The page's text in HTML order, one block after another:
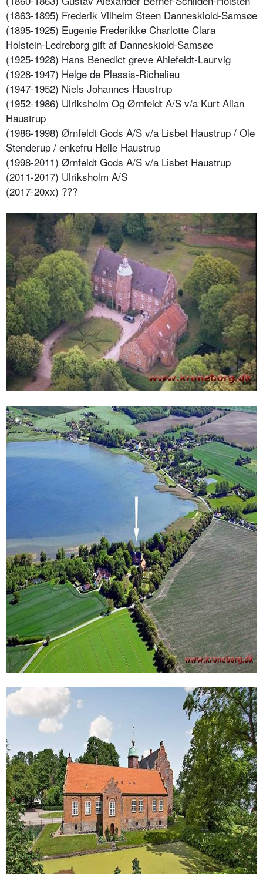
(1863-1895) Frederik Vilhelm Steen Danneskiold-Samsøe
(1895-1925) Eugenie Frederikke Charlotte Clara
Holstein-Ledreborg gift af Danneskiold-Samsøe
(1925-1928) Hans Benedict greve Ahlefeldt-Laurvig
(1928-1947) Helge de Plessis-Richelieu
(1947-1952) Niels Johannes Haustrup
(1952-1986) Ulriksholm Og Ørnfeldt A/S v/a Kurt Allan
Haustrup
(1986-1998) Ørnfeldt Gods A/S v/a Lisbet Haustrup / Ole
Stenderup / enkefru Helle Haustrup
(1998-2011) Ørnfeldt Gods A/S v/a Lisbet Haustrup
(2011-2017) Ulriksholm A/S
(2017-20xx) ???